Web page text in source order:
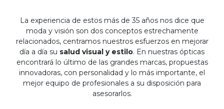
La experiencia de estos más de 35 años nos dice que
moda y visión son dos conceptos estrechamente
relacionados, centramos nuestros esfuerzos en mejorar
día a día su salud visual y estilo. En nuestras ópticas
encontrará lo último de las grandes marcas, propuestas
innovadoras, con personalidad y lo más importante, el
mejor equipo de profesionales a su disposición para
asesorarlos.